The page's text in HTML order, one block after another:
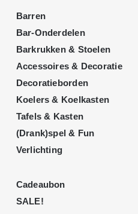
Barren
Bar-Onderdelen
Barkrukken & Stoelen
Accessoires & Decoratie
Decoratieborden
Koelers & Koelkasten
Tafels & Kasten
(Drank)spel & Fun
Verlichting
Cadeaubon
SALE!